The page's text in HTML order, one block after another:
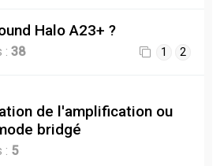
Halo A23+ ?
: 38 1 2
de l'amplification ou
bridgé
: 5